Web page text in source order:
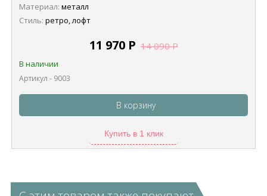
Материал: металл
Стиль: ретро, лофт
11 970 Р 14 090Р
В наличии
Артикул - 9003
В корзину
Купить в 1 клик